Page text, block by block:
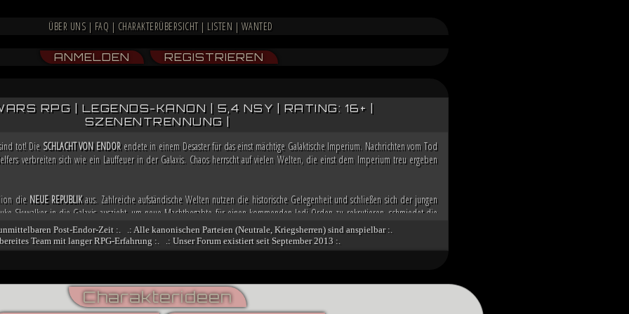
ÜBER UNS | FAQ | CHARAKTERÜBERSICHT | LISTEN | WANTED
ANMELDEN REGISTRIEREN
RPG | LEGENDS-KANON | 5,4 NSY | RATING: 16+ |
SZENENTRENNUNG |
tot! Die SCHLACHT VON ENDORendete in einem Desaster für das einst mächtige Galaktische Imperium. Nachrichten vom Tod
verbreiten sich wie ein Lauffeuer in der Galaxis. Chaos herrscht auf vielen Welten, die einst dem Imperium treu ergeben
die NEUE REPUBLIKaus. Zahlreiche aufständische Welten nutzen die historische Gelegenheit und schließen sich der jungen
Skywalker in die Galaxis auszieht, um neue Machtbegabte für einen kommenden Jedi-Orden zu rekrutieren, schmiedet die
bereits weitere Allianzen, damit sie in der Lage ist, möglicherweise bald die Regierung in der Galaxis übernehmen zu können.
nicht besiegt. Nachdem sich zahlreiche Truppenverbände vom Imperium abspalteten und die imperialen Würdenträger auf
und mithilfe kluger politischer Schachzüge sichert sich Vesperum die Loyalität des verbliebenen Imperiums und
Post-Endor-Zeit :. .: Alle kanonischen Parteien (Neutrale, Kriegsherren) sind anspielbar :.
Team mit langer RPG-Erfahrung :. .: Unser Forum existiert seit September 2013 :.
Charakterideen